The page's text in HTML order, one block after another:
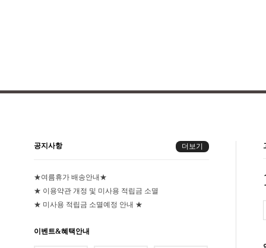
공지사항 더보기
★여름휴가 배송안내★
★ 이용약관 개정 및 미사용 적립금 소멸
★ 미사용 적립금 소멸예정 안내 ★
이벤트&혜택안내